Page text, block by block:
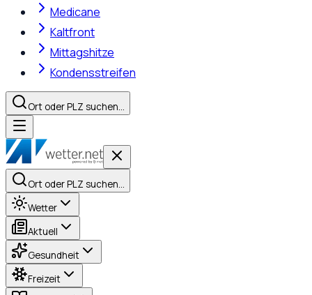
Medicane
Kaltfront
Mittagshitze
Kondensstreifen
Ort oder PLZ suchen…
Ort oder PLZ suchen…
Wetter
Aktuell
Gesundheit
Freizeit